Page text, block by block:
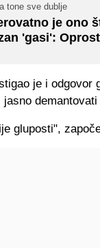
tone sve dublje
je ono
'gasi':
je i odgovor
gluposti",